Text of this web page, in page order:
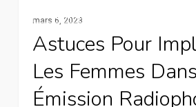
pour
impliquer
femmes
Communication Et TIC
mars 6, 2023
Astuces Pour
Les Femmes
Émission